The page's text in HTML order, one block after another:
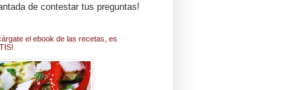
de contestar tus preguntas!
el ebook de las recetas, es